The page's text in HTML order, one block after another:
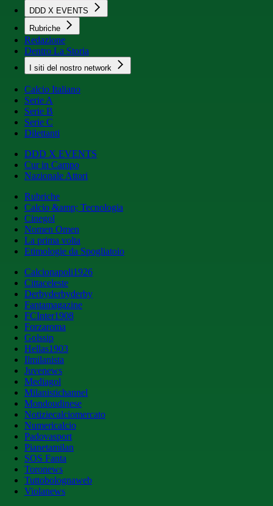
DDD X EVENTS
Rubriche
Redazione
Dentro La Storia
I siti del nostro network
Calcio Italiano
Serie A
Serie B
Serie C
Dilettanti
DDD X EVENTS
Cur in Campo
Nazionale Attori
Rubriche
Calcio &amp; Tecnologia
Cinegol
Nomen Omen
La prima volta
Etimologie da Spogliatoio
Calcionapoli1926
Cittaceleste
Derbyderbyderby
Fantamagazine
FCInter1908
Forzaroma
Golssip
Hellas1903
Ilmilanista
Juvenews
Mediagol
Milanistichannel
Mondoudinese
Notiziecalciomercato
Numericalcio
Padovasport
Pianetamilan
SOS Fanta
Toronews
Tuttobolognaweb
Violanews